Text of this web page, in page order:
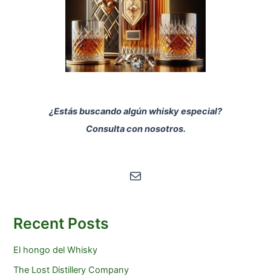
¿Estás buscando algún whisky especial?
Consulta con nosotros.
Correo electrónico
Recent Posts
El hongo del Whisky
The Lost Distillery Company